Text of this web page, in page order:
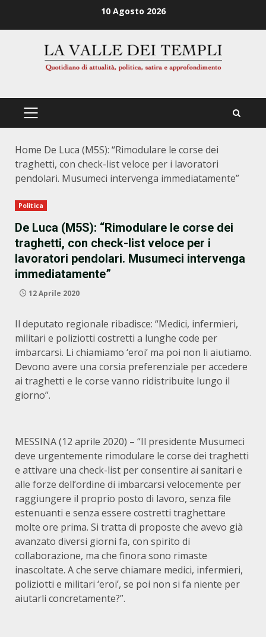
10 Agosto 2026
PRIMÄRES
Home De Luca (M5S): “Rimodulare le corse dei
traghetti, con check-list veloce per i lavoratori
pendolari. Musumeci intervenga immediatamente”
Politica
De Luca (M5S): “Rimodulare le corse dei
traghetti, con check-list veloce per i
lavoratori pendolari. Musumeci intervenga
immediatamente”
12 Aprile 2020
Il deputato regionale ribadisce: “Medici, infermieri,
militari e poliziotti costretti a lunghe code per
imbarcarsi. Li chiamiamo ‘eroi’ ma poi non li aiutiamo.
Devono avere una corsia preferenziale per accedere
ai traghetti e le corse vanno ridistribuite lungo il
giorno”.
MESSINA (12 aprile 2020) – “Il presidente Musumeci
deve urgentemente rimodulare le corse dei traghetti
e attivare una check-list per consentire ai sanitari e
alle forze dell’ordine di imbarcarsi velocemente per
raggiungere il proprio posto di lavoro, senza file
estenuanti e senza essere costretti traghettare
molte ore prima. Si tratta di proposte che avevo già
avanzato diversi giorni fa, con spirito di
collaborazione, ma che finora sono rimaste
inascoltate. A che serve chiamare medici, infermieri,
poliziotti e militari ‘eroi’, se poi non si fa niente per
aiutarli concretamente?”.